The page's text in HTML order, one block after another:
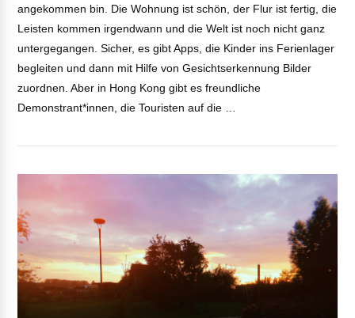
angekommen bin. Die Wohnung ist schön, der Flur ist fertig, die
Leisten kommen irgendwann und die Welt ist noch nicht ganz
untergegangen. Sicher, es gibt Apps, die Kinder ins Ferienlager
begleiten und dann mit Hilfe von Gesichtserkennung Bilder
zuordnen. Aber in Hong Kong gibt es freundliche
Demonstrant*innen, die Touristen auf die …